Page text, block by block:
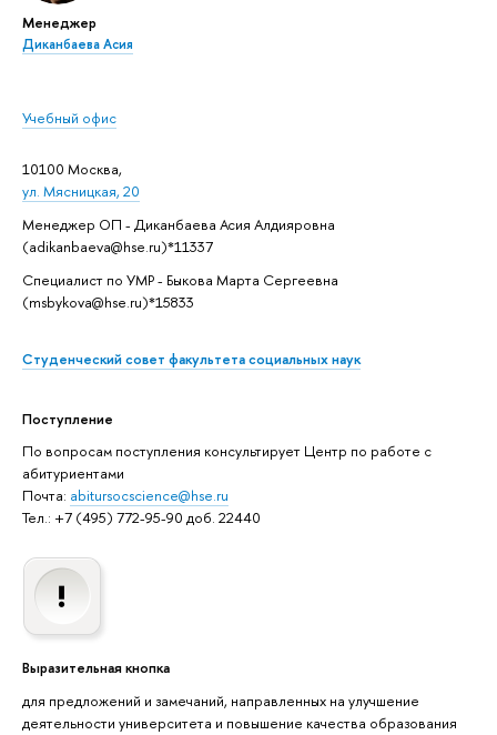
Менеджер
Диканбаева Асия
Учебный офис
10100 Москва,
ул. Мясницкая, 20
Менеджер ОП - Диканбаева Асия Алдияровна
(adikanbaeva@hse.ru)*11337
Специалист по УМР - Быкова Марта Сергеевна
(msbykova@hse.ru)*15833
Студенческий совет факультета социальных наук
Поступление
По вопросам поступления консультирует Центр по работе с
абитуриентами
Почта: abitursocscience@hse.ru
Тел.: +7 (495) 772-95-90 доб. 22440
Выразительная кнопка
для предложений и замечаний, направленных на улучшение
деятельности университета и повышение качества образования